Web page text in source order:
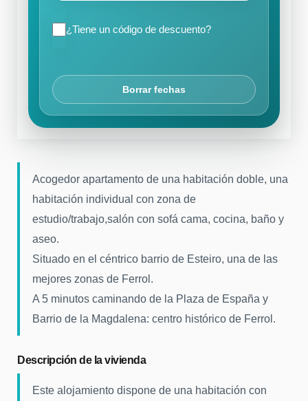
¿Tiene un código de descuento?
Borrar fechas
Acogedor apartamento de una habitación doble, una
habitación individual con zona de
estudio/trabajo,salón con sofá cama, cocina, baño y
aseo.
Situado en el céntrico barrio de Esteiro, una de las
mejores zonas de Ferrol.
A 5 minutos caminando de la Plaza de España y
Barrio de la Magdalena: centro histórico de Ferrol.
Descripción de la vivienda
Este alojamiento dispone de una habitación con